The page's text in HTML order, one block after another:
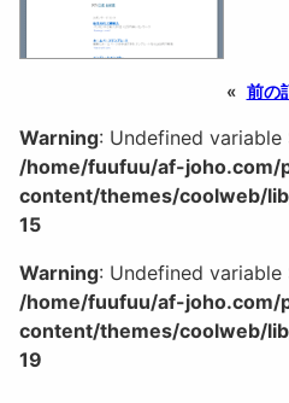
« 前の
Warning: Undefined
/home/fuufuu/af-joho.com/
content/themes/coolweb/
15
Warning: Undefined
/home/fuufuu/af-joho.com/
content/themes/coolweb/
19